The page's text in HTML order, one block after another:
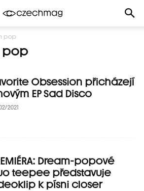
pop
pop
Obsession přicházejí
EP Sad Disco
2021
Dream-popové
teepee představuje
k písni closer